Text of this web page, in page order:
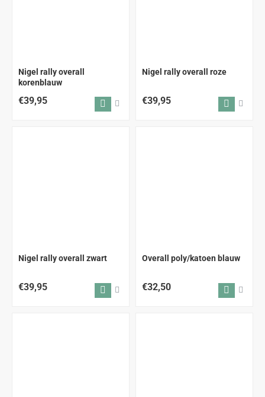
Nigel rally overall
korenblauw
€39,95
Nigel rally overall roze
€39,95
Nigel rally overall zwart
€39,95
Overall poly/katoen blauw
€32,50